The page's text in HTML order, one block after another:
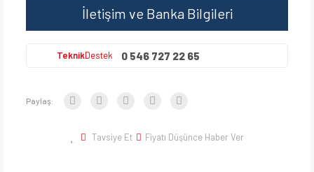
İletişim ve Banka Bilgileri
TeknikDestek 0 546 727 22 65
Paylaş:
Tavsiye Et Fiyatı Düşünce Haber Ver